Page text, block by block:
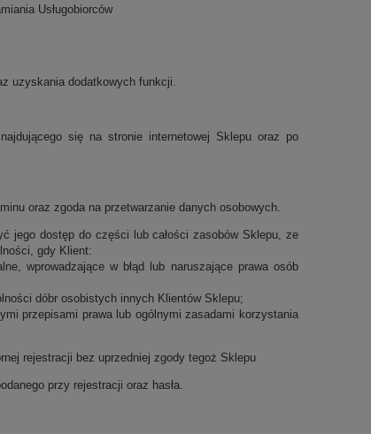
Usługobiorców
uzyskania dodatkowych funkcji.
się na stronie internetowej Sklepu oraz po
oraz zgoda na przetwarzanie danych osobowych.
jego dostęp do części lub całości zasobów Sklepu, ze
gdy Klient:
wprowadzające w błąd lub naruszające prawa osób
dóbr osobistych innych Klientów Sklepu;
przepisami prawa lub ogólnymi zasadami korzystania
rejestracji bez uprzedniej zgody tegoż Sklepu
przy rejestracji oraz hasła.